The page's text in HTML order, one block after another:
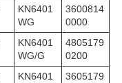
KN6401
WG
3600814
0000
KN6401
WG/G
4805179
0200
KN6401
3605179